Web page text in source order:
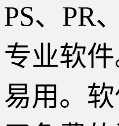
PS、PR
专业软
易用。